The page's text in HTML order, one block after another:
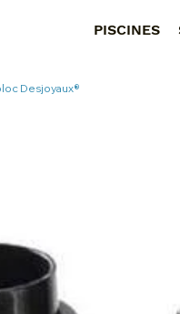
PISCINES
Desjoyaux®